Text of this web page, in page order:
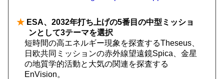
★ ESA、2032年打ち上げの5番目の中型ミッショ
ンとして3テーマを選択
短時間の高エネルギー現象を探査するTheseus、
日欧共同ミッションの赤外線望遠鏡Spica、金星
の地質学的活動と大気の関連を探査する
EnVision。